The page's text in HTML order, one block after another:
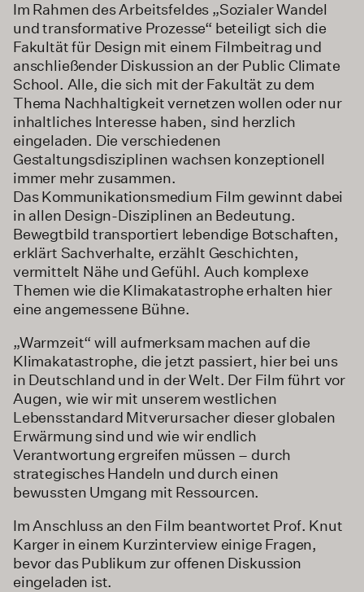
Im Rahmen des Arbeitsfeldes „Sozialer Wandel
und transformative Prozesse“ beteiligt sich die
Fakultät für Design mit einem Filmbeitrag und
anschließender Diskussion an der Public Climate
School. Alle, die sich mit der Fakultät zu dem
Thema Nachhaltigkeit vernetzen wollen oder nur
inhaltliches Interesse haben, sind herzlich
eingeladen. Die verschiedenen
Gestaltungsdisziplinen wachsen konzeptionell
immer mehr zusammen.
Das Kommunikationsmedium Film gewinnt dabei
in allen Design-Disziplinen an Bedeutung.
Bewegtbild transportiert lebendige Botschaften,
erklärt Sachverhalte, erzählt Geschichten,
vermittelt Nähe und Gefühl. Auch komplexe
Themen wie die Klimakatastrophe erhalten hier
eine angemessene Bühne.
„Warmzeit“ will aufmerksam machen auf die
Klimakatastrophe, die jetzt passiert, hier bei uns
in Deutschland und in der Welt. Der Film führt vor
Augen, wie wir mit unserem westlichen
Lebensstandard Mitverursacher dieser globalen
Erwärmung sind und wie wir endlich
Verantwortung ergreifen müssen – durch
strategisches Handeln und durch einen
bewussten Umgang mit Ressourcen.
Im Anschluss an den Film beantwortet Prof. Knut
Karger in einem Kurzinterview einige Fragen,
bevor das Publikum zur offenen Diskussion
eingeladen ist.